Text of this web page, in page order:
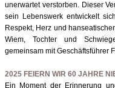
unerwartet verstorben. Dieser
sein Lebenswerk entwickelt
Respekt, Herz und
Wiem, Tochter und
gemeinsam mit Geschäftsführer
2025 FEIERN WIR 60 JAHRE
Ein Moment der Erinnerung